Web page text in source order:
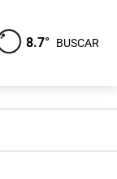
8.7° BUSCAR